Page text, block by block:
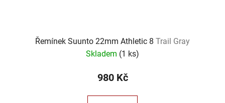
Řemínek Suunto 22mm Athletic 8 Trail Gray
Skladem (1 ks)
980 Kč